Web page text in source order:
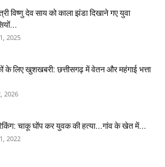
विष्णु देव साय को काला झंडा दिखाने गए युवा
2025
के लिए खुशखबरी: छत्तीसगढ़ में वेतन और महंगाई भत्ता
2026
चाकू घोंप कर युवक की हत्या...गांव के खेत में...
2022